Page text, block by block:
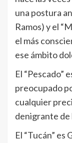
una postura
Ramos) y el
el más
ese ámbito
El “Pescado”
preocupado
cualquier
denigrante de
El “Tucán” es